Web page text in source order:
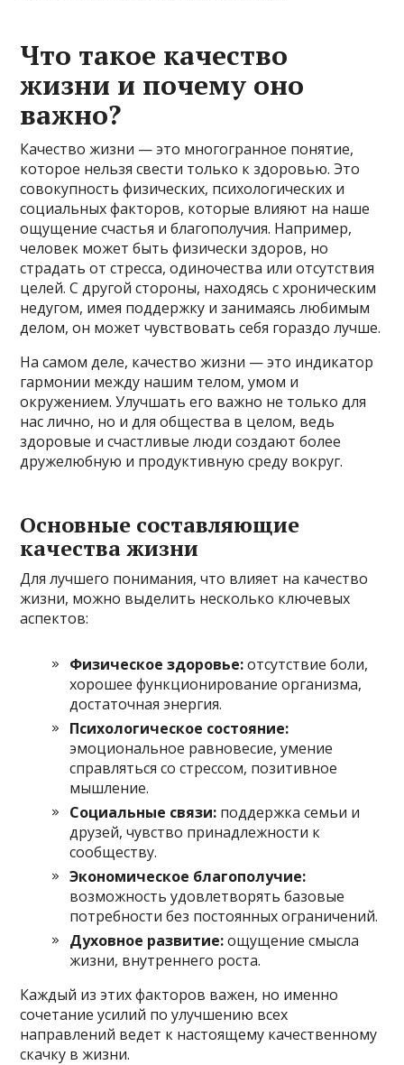
Что такое качество
жизни и почему оно
важно?
Качество жизни — это многогранное понятие,
которое нельзя свести только к здоровью. Это
совокупность физических, психологических и
социальных факторов, которые влияют на наше
ощущение счастья и благополучия. Например,
человек может быть физически здоров, но
страдать от стресса, одиночества или отсутствия
целей. С другой стороны, находясь с хроническим
недугом, имея поддержку и занимаясь любимым
делом, он может чувствовать себя гораздо лучше.
На самом деле, качество жизни — это индикатор
гармонии между нашим телом, умом и
окружением. Улучшать его важно не только для
нас лично, но и для общества в целом, ведь
здоровые и счастливые люди создают более
дружелюбную и продуктивную среду вокруг.
Основные составляющие
качества жизни
Для лучшего понимания, что влияет на качество
жизни, можно выделить несколько ключевых
аспектов:
Физическое здоровье:отсутствие боли,
хорошее функционирование организма,
достаточная энергия.
Психологическое состояние:
эмоциональное равновесие, умение
справляться со стрессом, позитивное
мышление.
Социальные связи: поддержка семьи и
друзей, чувство принадлежности к
сообществу.
Экономическое благополучие:
возможность удовлетворять базовые
потребности без постоянных ограничений.
Духовное развитие:ощущение смысла
жизни, внутреннего роста.
Каждый из этих факторов важен, но именно
сочетание усилий по улучшению всех
направлений ведет к настоящему качественному
скачку в жизни.